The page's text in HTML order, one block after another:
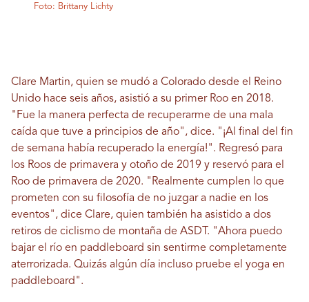
Foto: Brittany Lichty
Clare Martin, quien se mudó a Colorado desde el Reino
Unido hace seis años, asistió a su primer Roo en 2018.
"Fue la manera perfecta de recuperarme de una mala
caída que tuve a principios de año", dice. "¡Al final del fin
de semana había recuperado la energía!". Regresó para
los Roos de primavera y otoño de 2019 y reservó para el
Roo de primavera de 2020. "Realmente cumplen lo que
prometen con su filosofía de no juzgar a nadie en los
eventos", dice Clare, quien también ha asistido a dos
retiros de ciclismo de montaña de ASDT. "Ahora puedo
bajar el río en paddleboard sin sentirme completamente
aterrorizada. Quizás algún día incluso pruebe el yoga en
paddleboard".